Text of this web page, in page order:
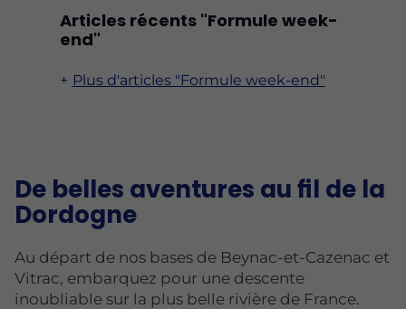
Articles récents "Formule week-
end"
Plus d'articles "Formule week-end"
De belles aventures au fil de la
Dordogne
Au départ de nos bases de Beynac-et-Cazenac et
Vitrac, embarquez pour une descente
inoubliable sur la plus belle rivière de France.